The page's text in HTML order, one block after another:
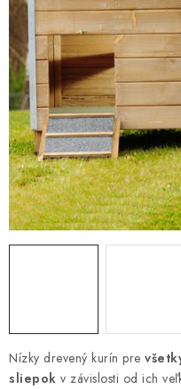
PRE VTÁKY
DARČEKOVÝ POUKAZ
Náš príbeh od začiatku
Hodnotenie obchodu
Vrátenie, výmena tovaru
Nízky drevený kurín pre
sliepok v závislosti od ich